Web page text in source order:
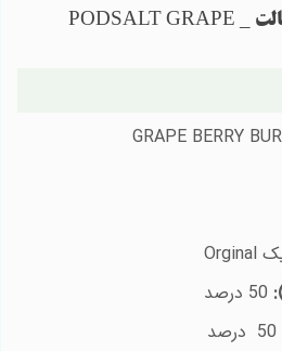
سالت انگور بمب بری ها پادسالت _ PODSALT GRAPE
GRAPE BERRY
Orginal
50 درصد
50 درصد